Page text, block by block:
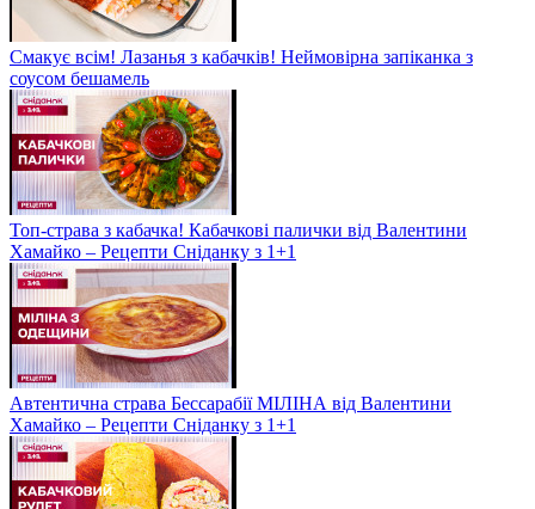
Смакує всім! Лазанья з кабачків! Неймовірна запіканка з
соусом бешамель
Топ-страва з кабачка! Кабачкові палички від Валентини
Хамайко – Рецепти Сніданку з 1+1
Автентична страва Бессарабії МІЛІНА від Валентини
Хамайко – Рецепти Сніданку з 1+1